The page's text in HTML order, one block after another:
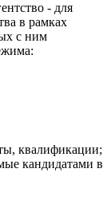
- для
в рамках
с ним
квалификации;
кандидатами в